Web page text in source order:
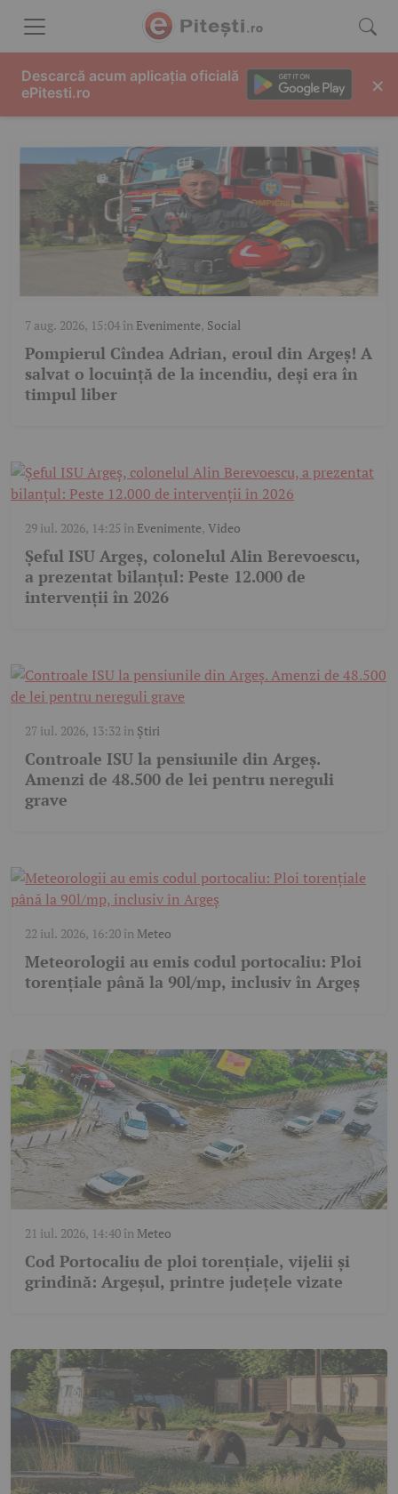
ISU ARGEȘ
7 aug. 2026, 15:04 în Evenimente, Social
Pompierul Cîndea Adrian, eroul din Argeș! A
salvat o locuință de la incendiu, deși era în
timpul liber
29 iul. 2026, 14:25 în Evenimente, Video
Șeful ISU Argeș, colonelul Alin Berevoescu,
a prezentat bilanțul: Peste 12.000 de
intervenții în 2026
27 iul. 2026, 13:32 în Știri
Controale ISU la pensiunile din Argeș.
Amenzi de 48.500 de lei pentru nereguli
grave
22 iul. 2026, 16:20 în Meteo
Meteorologii au emis codul portocaliu: Ploi
torențiale până la 90l/mp, inclusiv în Argeș
21 iul. 2026, 14:40 în Meteo
Cod Portocaliu de ploi torențiale, vijelii și
grindină: Argeșul, printre județele vizate
Descarcă acum aplicația oficială
ePitesti.ro
×